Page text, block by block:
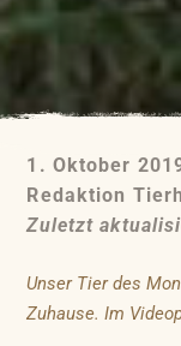
1. Oktober
Redaktion
Zuletzt
Unser Tier des
Zuhause. Im